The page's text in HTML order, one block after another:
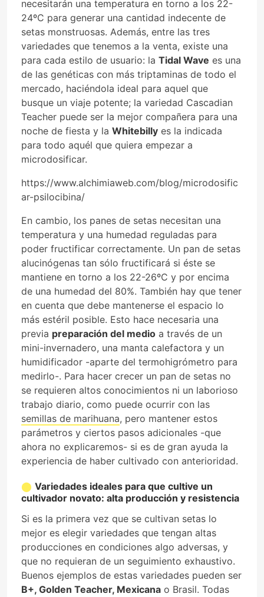
necesitarán una temperatura en torno a los 22-
24ºC para generar una cantidad indecente de
setas monstruosas. Además, entre las tres
variedades que tenemos a la venta, existe una
para cada estilo de usuario: la Tidal Wave es una
de las genéticas con más triptaminas de todo el
mercado, haciéndola ideal para aquel que
busque un viaje potente; la variedad Cascadian
Teacher puede ser la mejor compañera para una
noche de fiesta y la Whitebilly es la indicada
para todo aquél que quiera empezar a
microdosificar.
https://www.alchimiaweb.com/blog/microdosific
ar-psilocibina/
En cambio, los panes de setas necesitan una
temperatura y una humedad reguladas para
poder fructificar correctamente. Un pan de setas
alucinógenas tan sólo fructificará si éste se
mantiene en torno a los 22-26ºC y por encima
de una humedad del 80%. También hay que tener
en cuenta que debe mantenerse el espacio lo
más estéril posible. Esto hace necesaria una
previa preparación del medio a través de un
mini-invernadero, una manta calefactora y un
humidificador -aparte del termohigrómetro para
medirlo-. Para hacer crecer un pan de setas no
se requieren altos conocimientos ni un laborioso
trabajo diario, como puede ocurrir con las
semillas de marihuana, pero mantener estos
parámetros y ciertos pasos adicionales -que
ahora no explicaremos- si es de gran ayuda la
experiencia de haber cultivado con anterioridad.
Variedades ideales para que cultive un
cultivador novato: alta producción y resistencia
Si es la primera vez que se cultivan setas lo
mejor es elegir variedades que tengan altas
producciones en condiciones algo adversas, y
que no requieran de un seguimiento exhaustivo.
Buenos ejemplos de estas variedades pueden ser
B+, Golden Teacher, Mexicana o Brasil. Todas